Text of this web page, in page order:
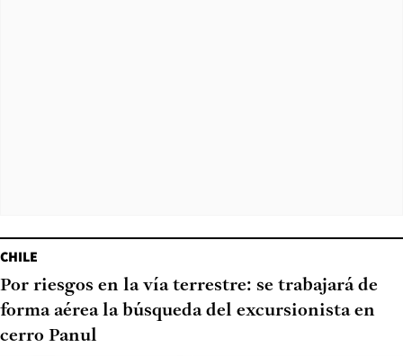
CHILE
Por riesgos en la vía terrestre: se trabajará de
forma aérea la búsqueda del excursionista en
cerro Panul